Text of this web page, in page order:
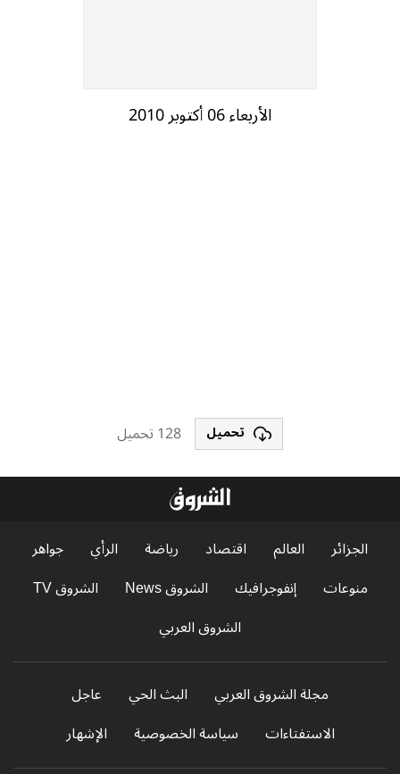
الأربعاء 06 أكتوبر 2010
تحميل 128 تحميل
الجزائر العالم اقتصاد رياضة الرأي
جواهر
منوعات
إنفوجرافيك الشروق News
الشروق TV
الشروق العربي
مجلة الشروق العربي البث الحي
عاجل
الاستفتاءات
سياسة الخصوصية الإشهار